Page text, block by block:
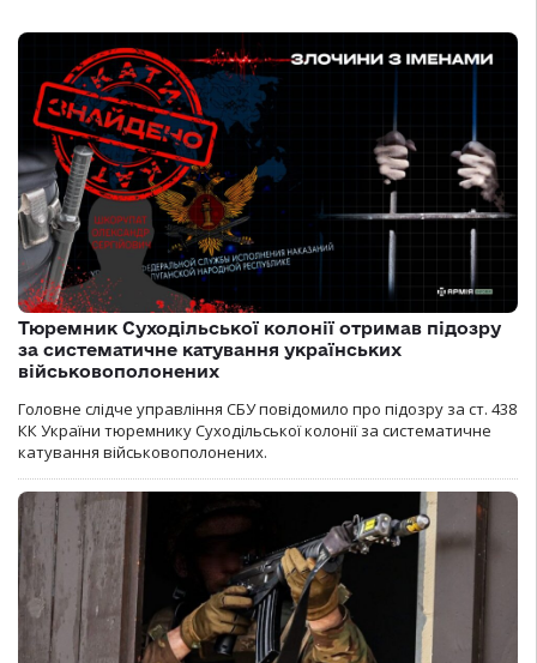
Тюремник Суходільської колонії отримав підозру
за систематичне катування українських
військовополонених
Головне слідче управління СБУ повідомило про підозру за ст. 438
КК України тюремнику Суходільської колонії за систематичне
катування військовополонених.